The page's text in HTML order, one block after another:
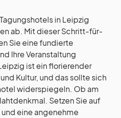
in Leipzig
ab. Mit dieser Schritt-für-
Sie eine fundierte
Ihre Veranstaltung
ist ein florierender
Kultur, und das sollte sich
widerspiegeln. Ob am
Setzen Sie auf
eine angenehme